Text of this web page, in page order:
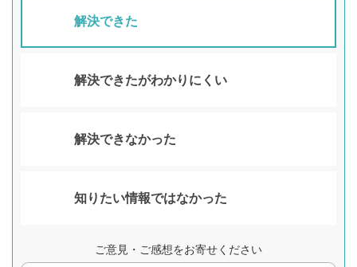
解決できた
解決できたがわかりにくい
解決できなかった
知りたい情報ではなかった
ご意見・ご感想をお寄せください